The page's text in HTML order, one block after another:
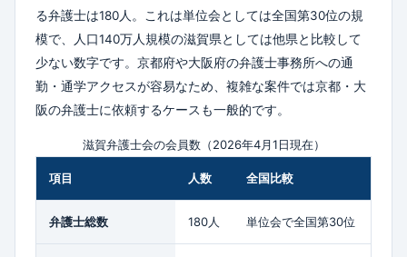
る弁護士は180人。これは単位会としては全国第30位の規
模で、人口140万人規模の滋賀県としては他県と比較して
少ない数字です。京都府や大阪府の弁護士事務所への通
勤・通学アクセスが容易なため、複雑な案件では京都・大
阪の弁護士に依頼するケースも一般的です。
滋賀弁護士会の会員数（2026年4月1日現在）
項目 人数 全国比較
弁護士総数 180人 単位会で全国第30位